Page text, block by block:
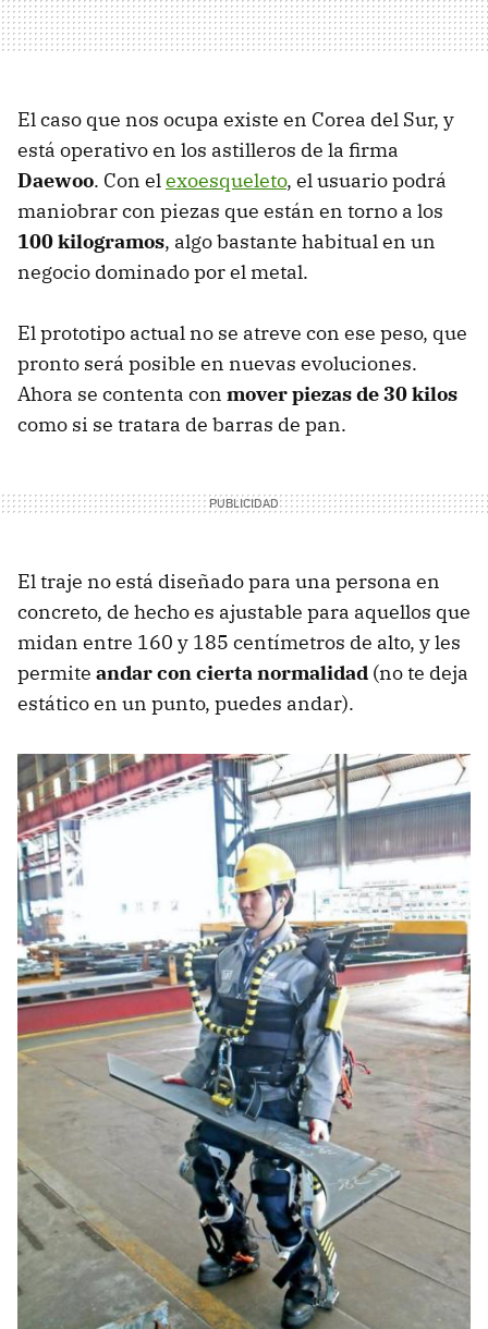
El caso que nos ocupa existe en Corea del Sur, y
está operativo en los astilleros de la firma
Daewoo. Con elexoesqueleto, el usuario podrá
maniobrar con piezas que están en torno a los
100 kilogramos, algo bastante habitual en un
negocio dominado por el metal.
El prototipo actual no se atreve con ese peso, que
pronto será posible en nuevas evoluciones.
Ahora se contenta con mover piezas de 30 kilos
como si se tratara de barras de pan.
El traje no está diseñado para una persona en
concreto, de hecho es ajustable para aquellos que
midan entre 160 y 185 centímetros de alto, y les
permite andar con cierta normalidad (no te deja
estático en un punto, puedes andar).